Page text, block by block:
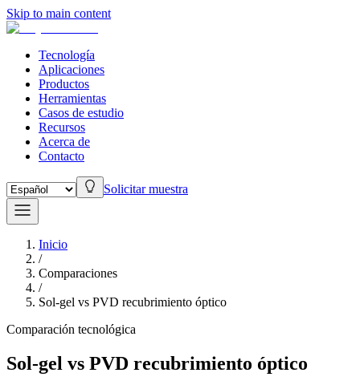
Skip to main content
Tecnología
Aplicaciones
Productos
Herramientas
Casos de estudio
Recursos
Acerca de
Contacto
Solicitar muestra
Inicio
/
Comparaciones
/
Sol-gel vs PVD recubrimiento óptico
Comparación tecnológica
Sol-gel vs PVD recubrimiento óptico